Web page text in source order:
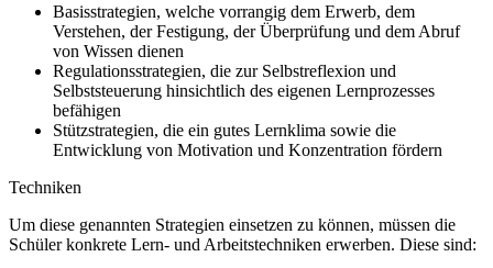
Basisstrategien, welche vorrangig dem Erwerb, dem
Verstehen, der Festigung, der Überprüfung und dem Abruf
von Wissen dienen
Regulationsstrategien, die zur Selbstreflexion und
Selbststeuerung hinsichtlich des eigenen Lernprozesses
befähigen
Stützstrategien, die ein gutes Lernklima sowie die
Entwicklung von Motivation und Konzentration fördern
Techniken
Um diese genannten Strategien einsetzen zu können, müssen die
Schüler konkrete Lern- und Arbeitstechniken erwerben. Diese sind: